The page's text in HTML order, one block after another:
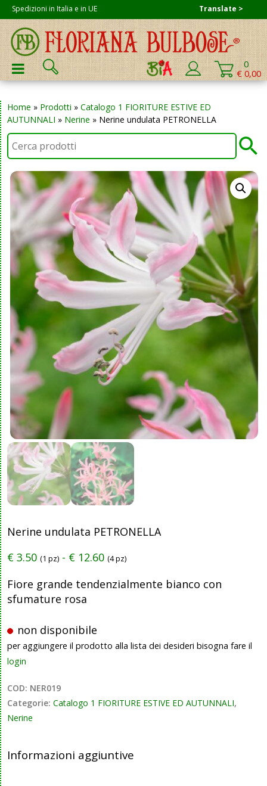
Skip
to
content
Spedizioni in Italia e in UE
Cerca:
0
€ 0,00
PRIMARY MENU
Home » Prodotti » Catalogo 1 FIORITURE ESTIVE ED
AUTUNNALI » Nerine » Nerine undulata PETRONELLA
Nerine undulata PETRONELLA
€ 3.50 (1 pz) - € 12.60 (4 pz)
Fiore grande tendenzialmente bianco con
sfumature rosa
non disponibile
per aggiungere il prodotto alla lista dei desideri bisogna fare il
login
COD: NER019
Categorie: Catalogo 1 FIORITURE ESTIVE ED AUTUNNALI,
Nerine
Informazioni aggiuntive
Translate >